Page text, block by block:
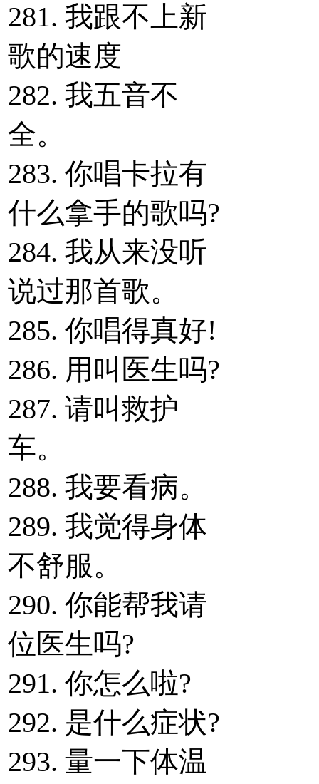
281. 我跟不上新
歌的速度
282. 我五音不
全。
283. 你唱卡拉有
什么拿手的歌吗?
284. 我从来没听
说过那首歌。
285. 你唱得真好!
286. 用叫医生吗?
287. 请叫救护
车。
288. 我要看病。
289. 我觉得身体
不舒服。
290. 你能帮我请
位医生吗?
291. 你怎么啦?
292. 是什么症状?
293. 量一下体温